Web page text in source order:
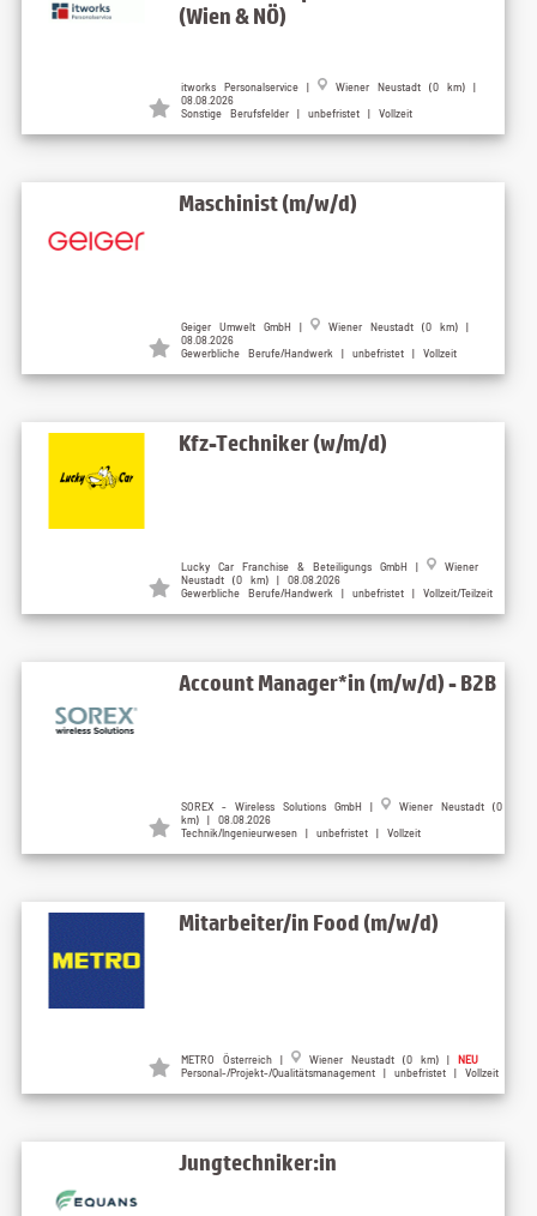
(Wien & NÖ)
itworks Personalservice |
Wiener Neustadt (0 km) |
08.08.2026
Sonstige Berufsfelder | unbefristet | Vollzeit
Maschinist (m/w/d)
Geiger Umwelt GmbH |
Wiener Neustadt (0 km) |
08.08.2026
Gewerbliche Berufe/Handwerk | unbefristet | Vollzeit
Kfz-Techniker (w/m/d)
Lucky Car Franchise & Beteiligungs GmbH |
Wiener
Neustadt (0 km) | 08.08.2026
Gewerbliche Berufe/Handwerk | unbefristet | Vollzeit/Teilzeit
Account Manager*in (m/w/d) - B2B
SOREX - Wireless Solutions GmbH |
Wiener Neustadt (0
km) | 08.08.2026
Technik/Ingenieurwesen | unbefristet | Vollzeit
Mitarbeiter/in Food (m/w/d)
METRO Österreich | Wiener Neustadt (0 km) | NEU
Personal-/Projekt-/Qualitätsmanagement | unbefristet | Vollzeit
Jungtechniker:in